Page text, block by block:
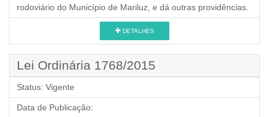
rodoviário do Município de Mariluz, e dá outras providências.
DETALHES
Lei Ordinária 1768/2015
Status: Vigente
Data de Publicação: